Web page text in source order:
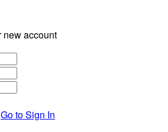
new account
Go to Sign In